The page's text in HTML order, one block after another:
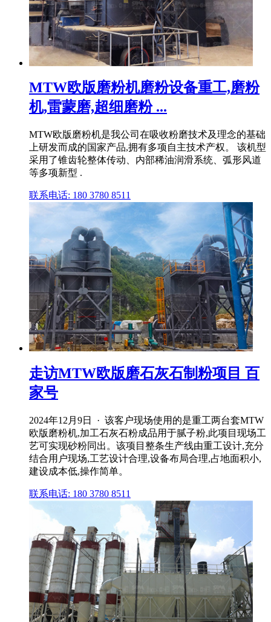
MTW欧版磨粉机磨粉设备重工,磨粉
机,雷蒙磨,超细磨粉 ...
MTW欧版磨粉机是我公司在吸收粉磨技术及理念的基础
上研发而成的国家产品,拥有多项自主技术产权。 该机型
采用了锥齿轮整体传动、内部稀油润滑系统、弧形风道
等多项新型 .
联系电话: 180 3780 8511
走访MTW欧版磨石灰石制粉项目 百
家号
2024年12月9日 · 该客户现场使用的是重工两台套MTW
欧版磨粉机,加工石灰石粉成品用于腻子粉,此项目现场工
艺可实现砂粉同出。该项目整条生产线由重工设计,充分
结合用户现场,工艺设计合理,设备布局合理,占地面积小,
建设成本低,操作简单。
联系电话: 180 3780 8511